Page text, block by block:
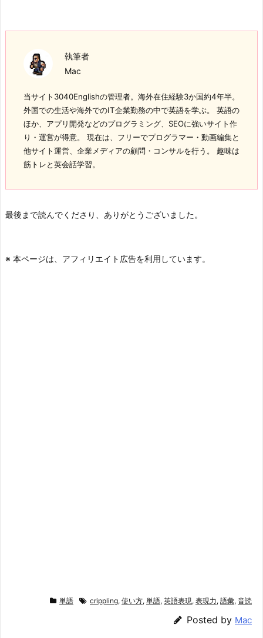
執筆者
Mac
当サイト3040Englishの管理者。海外在住経験3か国約4年半。
外国での生活や海外でのIT企業勤務の中で英語を学ぶ。 英語の
ほか、アプリ開発などのプログラミング、SEOに強いサイト作
り・運営が得意。 現在は、フリーでプログラマー・動画編集と
他サイト運営、企業メディアの顧問・コンサルを行う。 趣味は
筋トレと英会話学習。
最後まで読んでくださり、ありがとうございました。
※ 本ページは、アフィリエイト広告を利用しています。
単語 crippling, 使い方, 単語, 英語表現, 表現力, 語彙, 音読
Posted by Mac